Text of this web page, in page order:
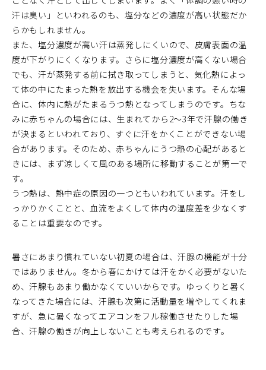
汗は臭い」といわれるのも、塩分などの濃度が高い状態だか
らかもしれません。
また、塩分濃度が高い汗は蒸発しにくいので、皮膚表面の温
度が下がりにくくなります。さらに塩分濃度が高くない場合
でも、汗が蒸発する前に拭き取ってしまうと、気化熱によっ
て体の中にたまった熱を放出する機会を失います。そんな場
合に、体内に熱がたまるうつ熱となってしまうのです。ちな
みに赤ちゃんの場合には、生まれてから2～3年で汗腺の働き
が決まるといわれており、すぐに汗をかくことができない場
合があります。そのため、赤ちゃんにうつ熱の心配があると
きには、まず涼しくて風のある場所に移動することが第一で
す。
うつ熱は、熱中症の原因の一つともいわれています。汗をし
っかりかくことと、血流をよくして体内の温度差を少なくす
ることは重要なのです。
暑さにあまり慣れていない初夏の場合は、汗腺の機能が十分
ではありません。冬から春にかけては汗をかく必要がないた
め、汗腺もあまり働かなくていいからです。ゆっくりと暑く
なってきた場合には、汗腺も次第に活動量を増やしてくれま
すが、急に暑くなってエアコンをフル稼働させたりした場
合、汗腺の働きが向上しないことも考えられるのです。